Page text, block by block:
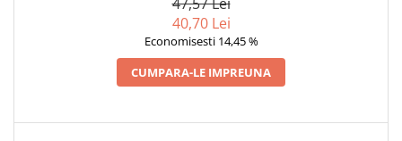
40,70 Lei
Economisesti 14,45 %
CUMPARA-LE IMPREUNA